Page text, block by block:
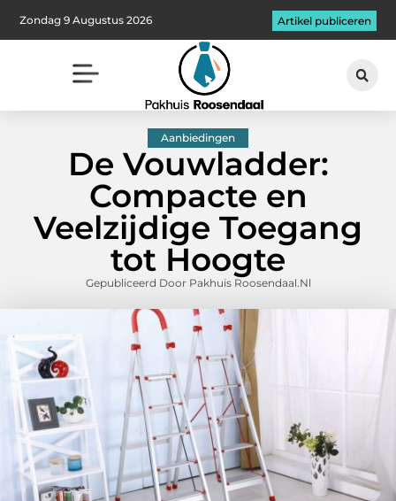
Zondag 9 Augustus 2026 Artikel publiceren
Aanbiedingen
De Vouwladder:
Compacte en
Veelzijdige Toegang
tot Hoogte
Gepubliceerd Door Pakhuis Roosendaal.nl